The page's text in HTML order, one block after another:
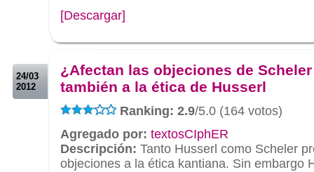
[Descargar]
24/03
2012
¿Afectan las objeciones de
también a la ética de Husserl
Ranking: 2.9/5.0 (164 votos)
Agregado por: textosCIphER
Descripción: Tanto Husserl como Scheler
objeciones a la ética kantiana. Sin embargo